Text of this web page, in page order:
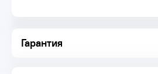
Гарантия